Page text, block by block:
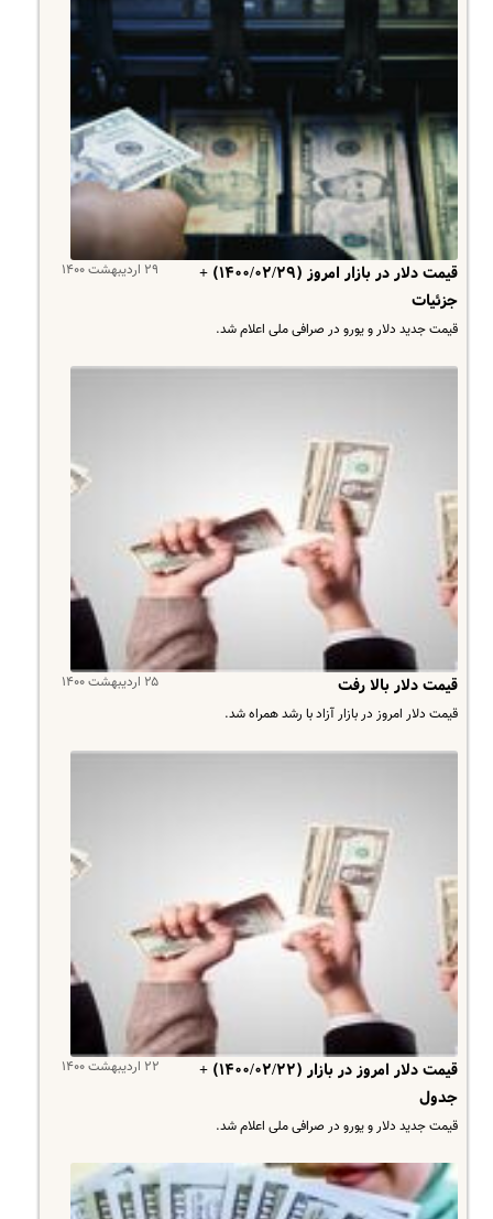
۲۹ اردیبهشت ۱۴۰۰
​قیمت دلار در بازار امروز (۱۴۰۰/۰۲/۲۹) +
جزئیات
قیمت جدید دلار و یورو در صرافی ملی اعلام شد.
۲۵ اردیبهشت ۱۴۰۰ قیمت دلار بالا رفت
قیمت دلار امروز در بازار آزاد با رشد همراه شد.
۲۲ اردیبهشت ۱۴۰۰
قیمت دلار امروز در بازار (۱۴۰۰/۰۲/۲۲) +
جدول
قیمت جدید دلار و یورو در صرافی ملی اعلام شد.